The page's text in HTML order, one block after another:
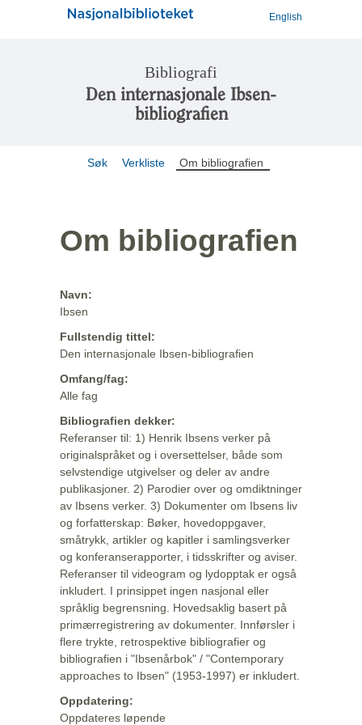
English
Bibliografi
Den internasjonale Ibsen-
bibliografien
Søk Verkliste Om bibliografien
Om bibliografien
Navn:
Ibsen
Fullstendig tittel:
Den internasjonale Ibsen-bibliografien
Omfang/fag:
Alle fag
Bibliografien dekker:
Referanser til: 1) Henrik Ibsens verker på
originalspråket og i oversettelser, både som
selvstendige utgivelser og deler av andre
publikasjoner. 2) Parodier over og omdiktninger
av Ibsens verker. 3) Dokumenter om Ibsens liv
og forfatterskap: Bøker, hovedoppgaver,
småtrykk, artikler og kapitler i samlingsverker
og konferanserapporter, i tidsskrifter og aviser.
Referanser til videogram og lydopptak er også
inkludert. I prinsippet ingen nasjonal eller
språklig begrensning. Hovedsaklig basert på
primærregistrering av dokumenter. Innførsler i
flere trykte, retrospektive bibliografier og
bibliografien i "Ibsenårbok" / "Contemporary
approaches to Ibsen" (1953-1997) er inkludert.
Oppdatering:
Oppdateres løpende